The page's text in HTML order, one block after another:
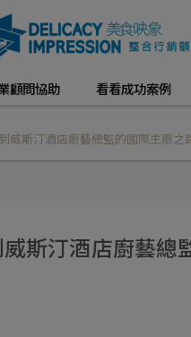
顧問協助 看看成功案例
斯汀酒店廚藝總監的國際主廚之
斯汀酒店廚藝總